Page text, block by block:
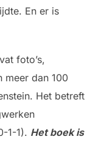
En er is
foto’s,
meer dan 100
Het betreft
1-1). Het boek is